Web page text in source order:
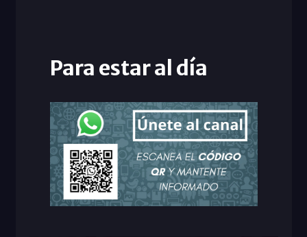
Para estar al día